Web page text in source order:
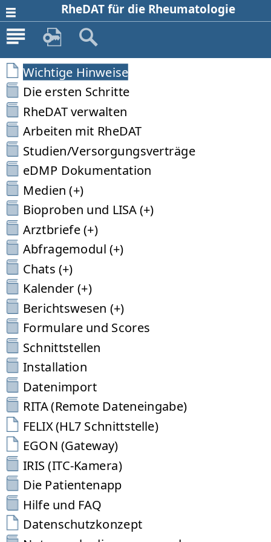
RheDAT für die Rheumatologie